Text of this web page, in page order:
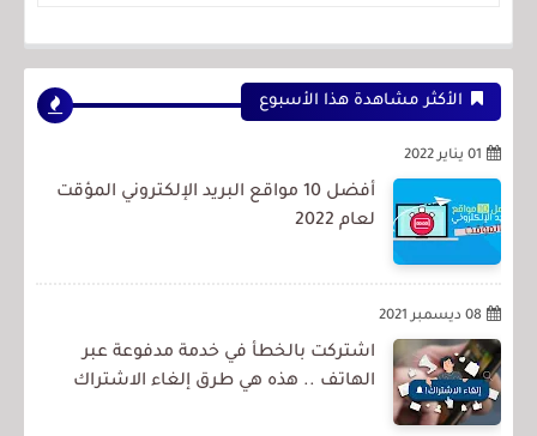
الأكثر مشاهدة هذا الأسبوع
01 يناير 2022
أفضل 10 مواقع البريد الإلكتروني المؤقت
لعام 2022
08 ديسمبر 2021
اشتركت بالخطأ في خدمة مدفوعة عبر
الهاتف .. هذه هي طرق إلغاء الاشتراك